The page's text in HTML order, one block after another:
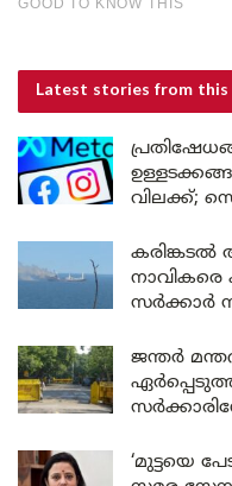
Latest stories from this
വിലക്ക്;
നാവികരെ
സർക്കാർ
ജന്തർ
‘മുട്ടയെ